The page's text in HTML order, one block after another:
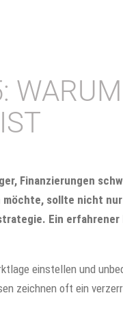
Finanzierungen
sollte nicht
Ein erfahrener
einstellen und
zeichnen oft ein